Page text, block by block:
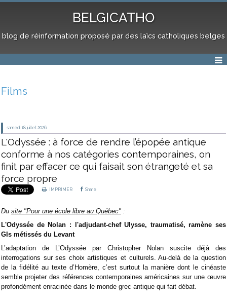
BELGICATHO
blog de réinformation proposé par des laïcs catholiques belges
Films
samedi 18 juillet 2026
L'Odyssée : à force de rendre l’épopée antique
conforme à nos catégories contemporaines, on
finit par effacer ce qui faisait son étrangeté et sa
force propre
IMPRIMER Share
Du site "Pour une école libre au Québec" :
L'Odyssée de Nolan : l'adjudant-chef Ulysse, traumatisé, ramène ses
GIs métissés du Levant
L’adaptation de L’Odyssée par Christopher Nolan suscite déjà des
interrogations sur ses choix artistiques et culturels. Au-delà de la question
de la fidélité au texte d’Homère, c’est surtout la manière dont le cinéaste
semble projeter des références contemporaines américaines sur une œuvre
profondément enracinée dans le monde grec antique qui fait débat.